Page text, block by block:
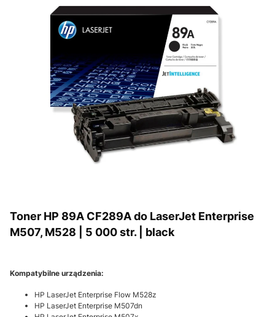
Toner HP 89A CF289A do LaserJet Enterprise
M507, M528 | 5 000 str. | black
Kompatybilne urządzenia:
HP LaserJet Enterprise Flow M528z
HP LaserJet Enterprise M507dn